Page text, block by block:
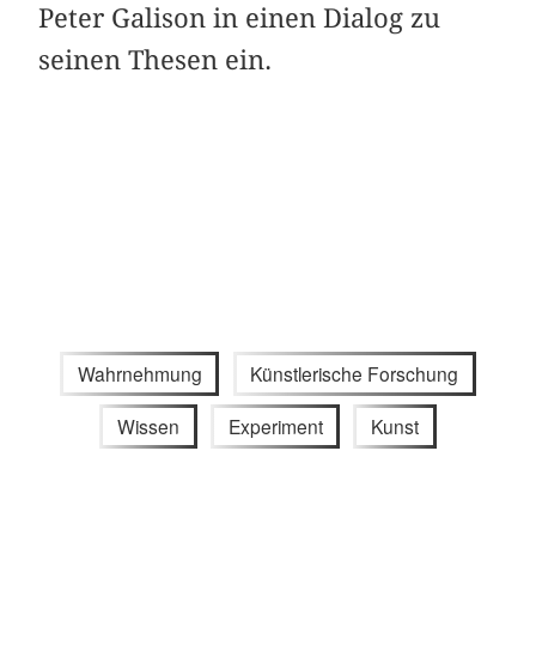
Peter Galison in einen Dialog zu
seinen Thesen ein.
Wahrnehmung Künstlerische Forschung
Wissen Experiment Kunst